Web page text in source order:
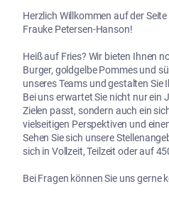
Herzlich Willkommen auf der
Frauke Petersen-Hanson!
Heiß auf Fries? Wir bieten Ihnen
Burger, goldgelbe Pommes und
unseres Teams und gestalten Sie
Bei uns erwartet Sie nicht nur ein
Zielen passt, sondern auch ein
vielseitigen Perspektiven und
Sehen Sie sich unsere
sich in Vollzeit, Teilzeit oder auf
Bei Fragen können Sie uns gerne